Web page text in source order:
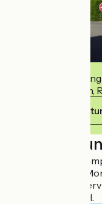
Diese
verpflichtet sich,
Ihre
Shady riverside
setting. Close to
from shops and
available for rental.